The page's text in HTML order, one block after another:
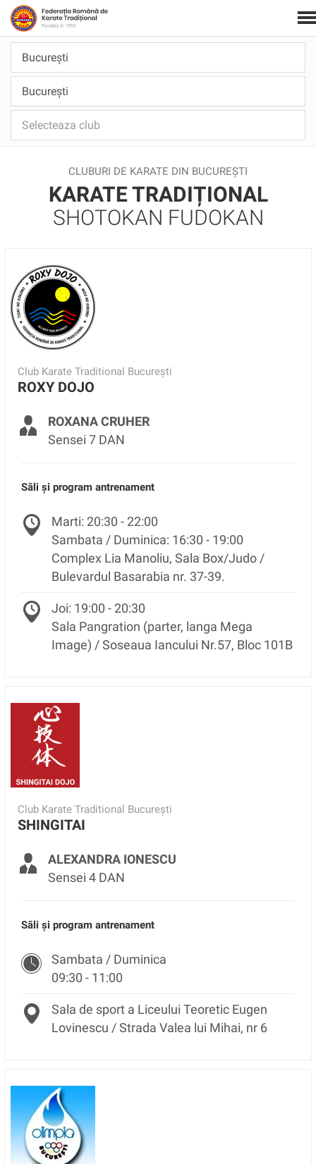
CLUBURI DE KARATE DIN BUCUREȘTI
KARATE TRADIȚIONAL
SHOTOKAN FUDOKAN
Club Karate Traditional București
ROXY DOJO
ROXANA CRUHER
Sensei 7 DAN
Săli și program antrenament
Marti: 20:30 - 22:00
Sambata / Duminica: 16:30 - 19:00
Complex Lia Manoliu, Sala Box/Judo /
Bulevardul Basarabia nr. 37-39.
Joi: 19:00 - 20:30
Sala Pangration (parter, langa Mega
Image) / Soseaua Iancului Nr.57, Bloc 101B
Club Karate Traditional București
SHINGITAI
ALEXANDRA IONESCU
Sensei 4 DAN
Săli și program antrenament
Sambata / Duminica
09:30 - 11:00
Sala de sport a Liceului Teoretic Eugen
Lovinescu / Strada Valea lui Mihai, nr 6